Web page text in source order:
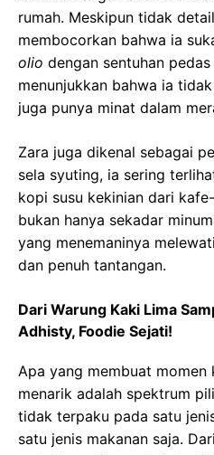
rumah. Meskipun tidak
membocorkan bahwa ia
olio dengan sentuhan
menunjukkan bahwa ia
juga punya minat dalam
Zara juga dikenal sebagai
sela syuting, ia sering
kopi susu kekinian dari
bukan hanya sekadar
yang menemaninya
dan penuh tantangan.
Dari Warung Kaki Lima
Adhisty, Foodie Sejati!
Apa yang membuat momen
menarik adalah spektrum
tidak terpaku pada satu
satu jenis makanan saja.